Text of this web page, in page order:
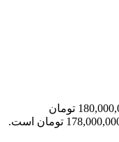
قیمت اصلی 180,000,000 تومان